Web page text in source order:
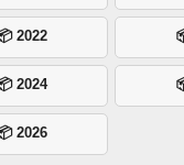
2022
2024
2026